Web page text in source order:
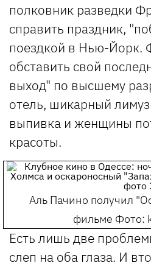
полковник разведки
справить праздник,
поездкой в Нью-Йорк.
обставить свой
выход" по высшему
отель, шикарный
выпивка и женщины
красоты.
Аль Пачино получил
фильме Фото:
Есть лишь две
слеп на оба глаза. И